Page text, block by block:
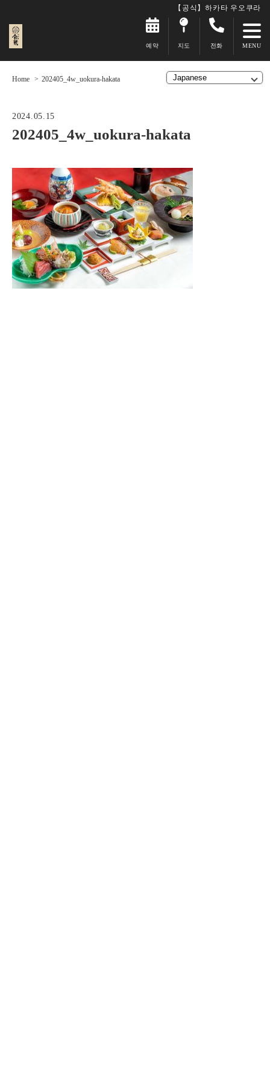
【공식】하카타 우오쿠라
예약 지도 전화
Home 202405_4w_uokura-hakata
2024.05.15
202405_4w_uokura-hakata